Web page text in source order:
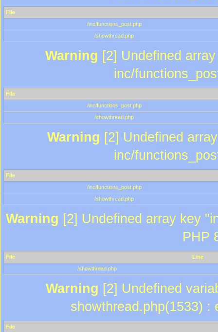
File
/inc/functions_post.php
/showthread.php
Warning [2] Undefined
inc/
File
/inc/functions_post.php
/showthread.php
Warning [2] Undefined
inc/
File
/inc/functions_post.php
/showthread.php
Warning [2] Undefined array key
PHP
File
Line
/showthread.php
Warning [2] Undefined
showthread.php(1533) :
File